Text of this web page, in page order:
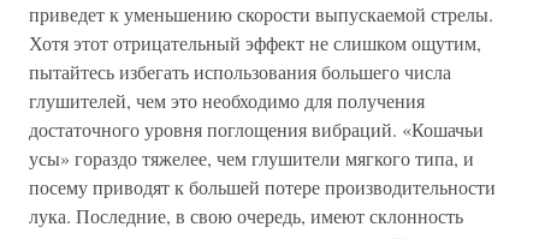
приведет к уменьшению скорости выпускаемой стрелы.
Хотя этот отрицательный эффект не слишком ощутим,
пытайтесь избегать использования большего числа
глушителей, чем это необходимо для получения
достаточного уровня поглощения вибраций. «Кошачьи
усы» гораздо тяжелее, чем глушители мягкого типа, и
посему приводят к большей потере производительности
лука. Последние, в свою очередь, имеют склонность